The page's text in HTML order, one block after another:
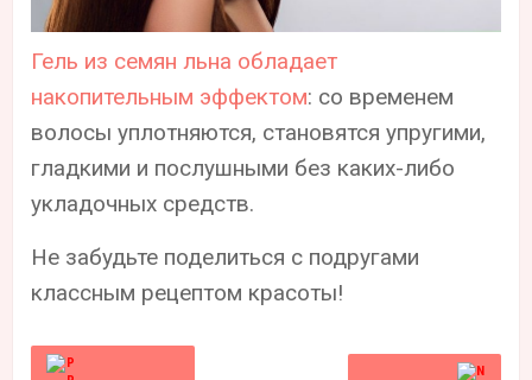
Гель из семян льна обладает
накопительным эффектом: со временем
волосы уплотняются, становятся упругими,
гладкими и послушными без каких-либо
укладочных средств.
Не забудьте поделиться с подругами
классным рецептом красоты!